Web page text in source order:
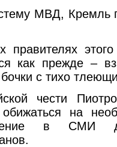
МВД, Кремль
этого
как прежде –
бочки с тихо
чести
на
в СМИ